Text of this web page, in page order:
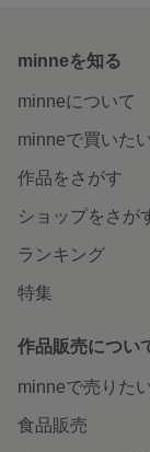
minneを知る
minneについて
minneで買いた
作品をさがす
ショップをさが
ランキング
特集
作品販売につい
minneで売りた
食品販売